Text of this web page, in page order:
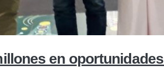
en